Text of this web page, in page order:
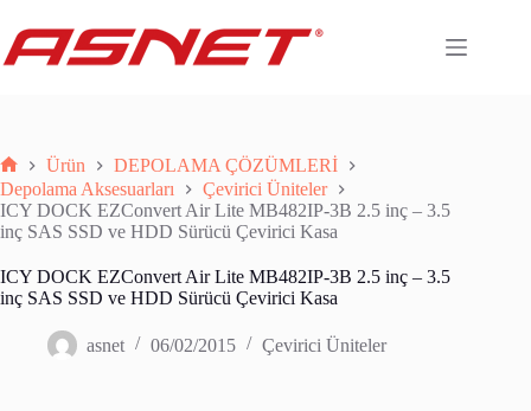
content
Anasayfa
Ürün
DEPOLAMA ÇÖZÜMLERİ
Depolama Aksesuarları
Çevirici Üniteler
ICY DOCK EZConvert Air Lite MB482IP-3B 2.5 inç – 3.5
inç SAS SSD ve HDD Sürücü Çevirici Kasa
ICY DOCK EZConvert Air Lite MB482IP-3B 2.5 inç – 3.5
inç SAS SSD ve HDD Sürücü Çevirici Kasa
asnet 06/02/2015 Çevirici Üniteler